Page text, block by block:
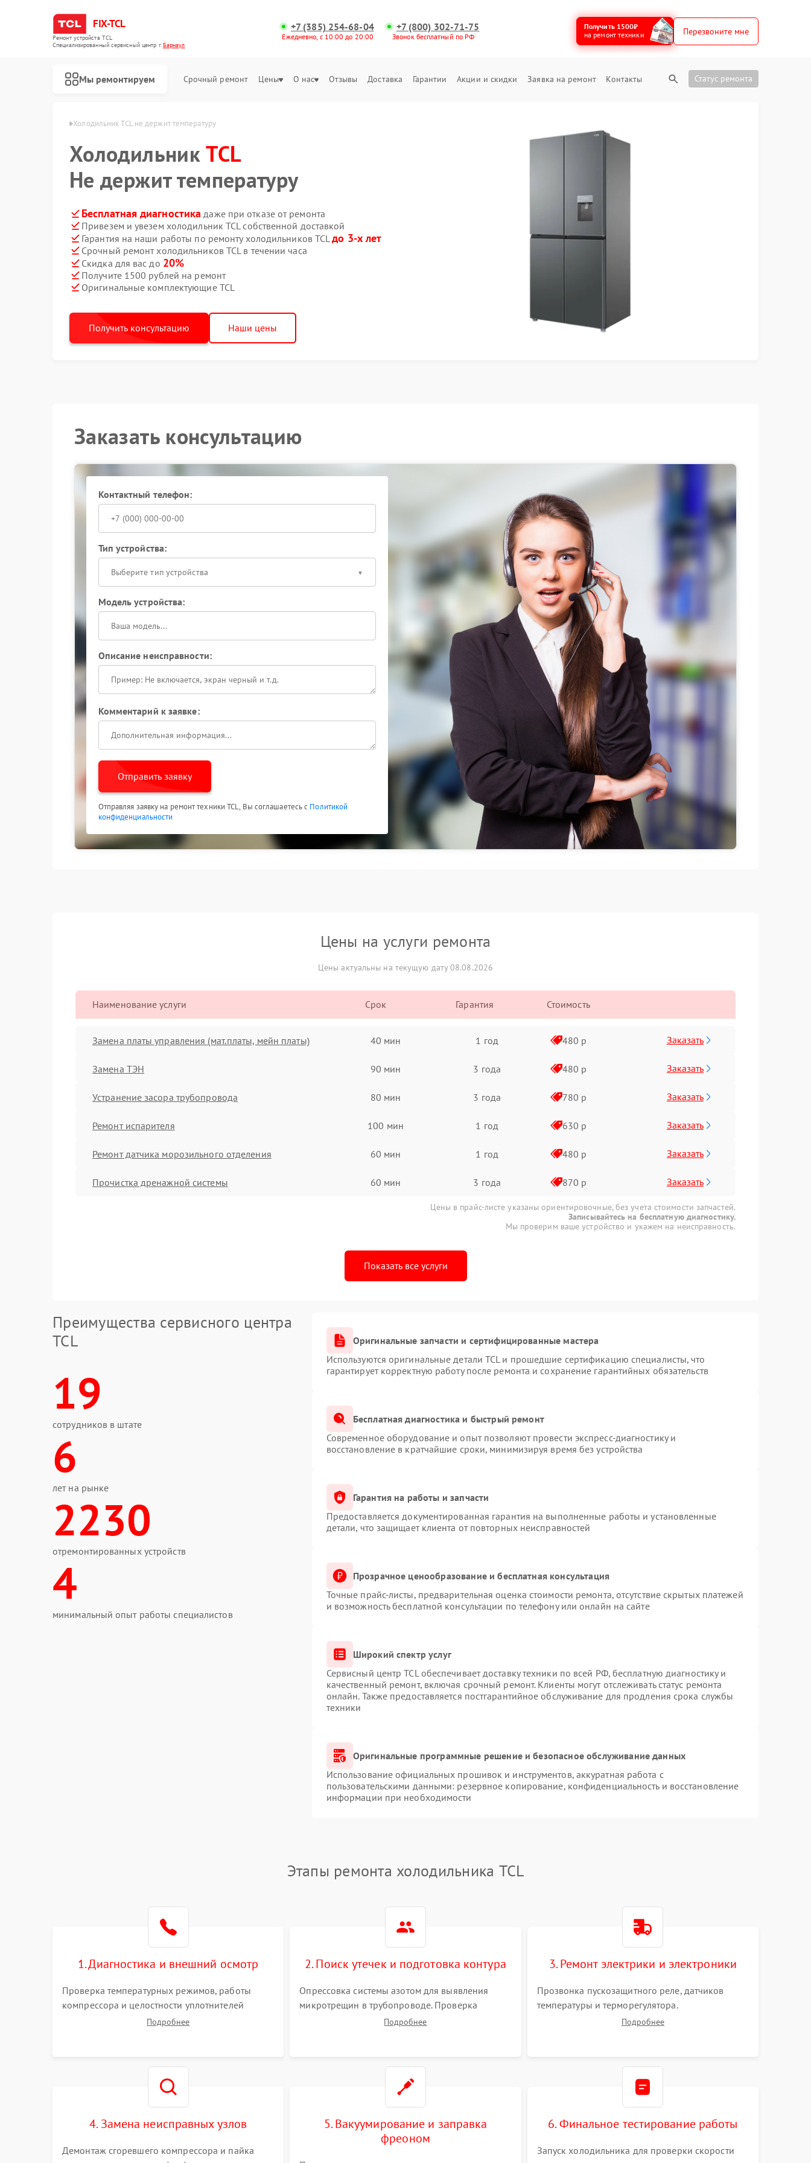
FIX-TCL
Ремонт устройств TCL
Специализированный cервисный центр г.Барнаул
+7 (385) 254-68-04
Ежедневно, с 10:00 до 20:00
+7 (800) 302-71-75
Звонок бесплатный по РФ
Получить 1500₽
на ремонт техники
Перезвоните мне
Мы ремонтируем Срочный ремонт Цены О нас Отзывы Доставка Гарантии Акции и скидки Заявка на ремонт Контакты Статус ремонта
TCL в Барнауле Холодильник TCL не держит температуру
ХолодильникTCL
Не держит температуру
Бесплатная диагностика даже при отказе от ремонта
Привезем и увезем холодильник TCL собственной доставкой
Гарантия на наши работы по ремонту холодильников TCLдо 3-х лет
Срочный ремонт холодильников TCL в течении часа
Скидка для вас до 20%
Получите 1500 рублей на ремонт
Оригинальные комплектующие TCL
Получить консультацию Наши цены
Заказать консультацию
Контактный телефон:
Тип устройства:
Выберите тип устройства
Модель устройства:
Описание неисправности:
Комментарий к заявке:
Отправить заявку
Отправляя заявку на ремонт техники TCL, Вы соглашаетесь с Политикой
конфиденциальности
Цены на услуги ремонта
Цены актуальны на текущую дату 08.08.2026
Наименование услуги Срок Гарантия Стоимость
Замена платы управления (мат.платы, мейн платы) 40 мин 1 год 480 р Заказать
Замена ТЭН 90 мин 3 года 480 р Заказать
Устранение засора трубопровода 80 мин 3 года 780 р Заказать
Ремонт испарителя 100 мин 1 год 630 р Заказать
Ремонт датчика морозильного отделения 60 мин 1 год 480 р Заказать
Прочистка дренажной системы 60 мин 3 года 870 р Заказать
Цены в прайс-листе указаны ориентировочные, без учета стоимости запчастей.
Записывайтесь на бесплатную диагностику.
Мы проверим ваше устройство и укажем на неисправность.
Показать все услуги
Преимущества сервисного центра
TCL
19
сотрудников в штате
6
лет на рынке
2230
отремонтированных устройств
4
минимальный опыт работы специалистов
Оригинальные запчасти и сертифицированные мастера
Используются оригинальные детали TCL и прошедшие сертификацию специалисты, что
гарантирует корректную работу после ремонта и сохранение гарантийных обязательств
Бесплатная диагностика и быстрый ремонт
Современное оборудование и опыт позволяют провести экспресс-диагностику и
восстановление в кратчайшие сроки, минимизируя время без устройства
Гарантия на работы и запчасти
Предоставляется документированная гарантия на выполненные работы и установленные
детали, что защищает клиента от повторных неисправностей
Прозрачное ценообразование и бесплатная консультация
Точные прайс-листы, предварительная оценка стоимости ремонта, отсутствие скрытых платежей
и возможность бесплатной консультации по телефону или онлайн на сайте
Широкий спектр услуг
Сервисный центр TCL обеспечивает доставку техники по всей РФ, бесплатную диагностику и
качественный ремонт, включая срочный ремонт. Клиенты могут отслеживать статус ремонта
онлайн. Также предоставляется постгарантийное обслуживание для продления срока службы
техники
Оригинальные программные решение и безопасное обслуживание данных
Использование официальных прошивок и инструментов, аккуратная работа с
пользовательскими данными: резервное копирование, конфиденциальность и восстановление
информации при необходимости
Этапы ремонта холодильника TCL
1. Диагностика и внешний осмотр
Проверка температурных режимов, работы
компрессора и целостности уплотнителей
дверей. Измерение сопротивления обмоток
Подробнее
2. Поиск утечек и подготовка контура
Опрессовка системы азотом для выявления
микротрещин в трубопроводе. Проверка
испарителя и конденсатора течеискателем.
Подробнее
3. Ремонт электрики и электроники
Прозвонка пускозащитного реле, датчиков
температуры и терморегулятора.
Восстановление цепей питания системы No
Подробнее
4. Замена неисправных узлов
Демонтаж сгоревшего компрессора и пайка
5. Вакуумирование и заправка
фреоном
6. Финальное тестирование работы
Запуск холодильника для проверки скорости